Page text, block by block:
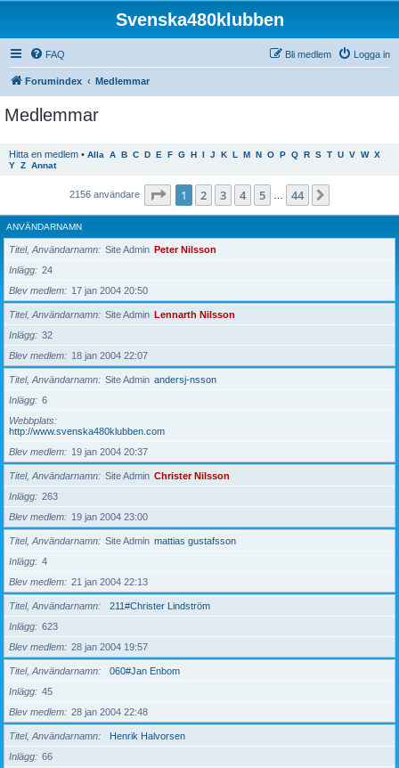
Svenska480klubben
FAQ Logga in
Bli medlem
Forumindex Medlemmar
Medlemmar
Hitta en medlem • Alla A B C D E F G H I J K L M N O P Q R S T U V W X
Y Z Annat
2156 användare Sida av 44
1 2 3 4 5 44
ANVÄNDARNAMN
Titel, Användarnamn Site Admin Peter Nilsson
Inlägg
24
Blev medlem
17 jan 2004 20:50
Titel, Användarnamn Site Admin Lennarth Nilsson
Inlägg
32
Blev medlem
18 jan 2004 22:07
Titel, Användarnamn Site Admin andersj-nsson
Inlägg
6
Webbplats
http://www.svenska480klubben.com
Blev medlem
19 jan 2004 20:37
Titel, Användarnamn Site Admin Christer Nilsson
Inlägg
263
Blev medlem
19 jan 2004 23:00
Titel, Användarnamn Site Admin mattias gustafsson
Inlägg
4
Blev medlem
21 jan 2004 22:13
Titel, Användarnamn
211#Christer Lindström
Inlägg
623
Blev medlem
28 jan 2004 19:57
Titel, Användarnamn
060#Jan Enbom
Inlägg
45
Blev medlem
28 jan 2004 22:48
Titel, Användarnamn
Henrik Halvorsen
Inlägg
66